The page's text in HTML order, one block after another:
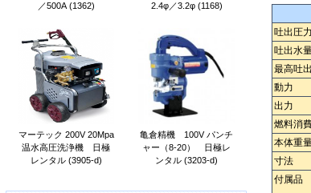
／500A (1362)
2.4φ／3.2φ (1168)
マーテック 200V 20Mpa
温水高圧洗浄機 日極
レンタル (3905-d)
亀倉精機 100V パンチ
ャー（8-20） 日極レ
ンタル (3203-d)
吐出圧力
吐出水
最高吐
動力
出力
燃料消
本体重
寸法
付属品